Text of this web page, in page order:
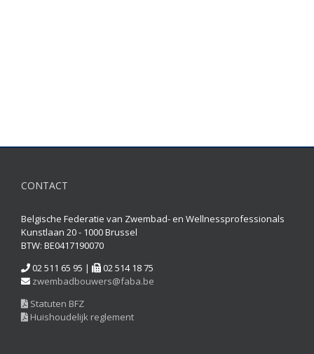
CONTACT
Belgische Federatie van Zwembad- en Wellnessprofessionals
Kunstlaan 20 - 1000 Brussel
BTW: BE0417190070
02 511 65 95 |
02 514 18 75
zwembadbouwers@faba.be
Statuten BFZ
Huishoudelijk reglement